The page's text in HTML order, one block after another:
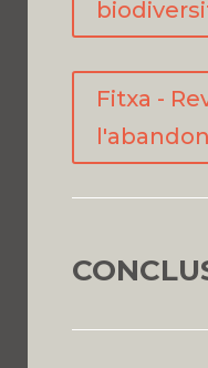
Fitxa -